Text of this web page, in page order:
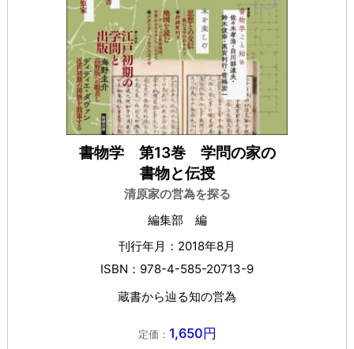
書物学 第13巻 学問の家の
書物と伝授
清原家の営為を探る
編集部 編
刊行年月：2018年8月
ISBN：978-4-585-20713-9
蔵書から辿る知の営為
定価： 1,650円